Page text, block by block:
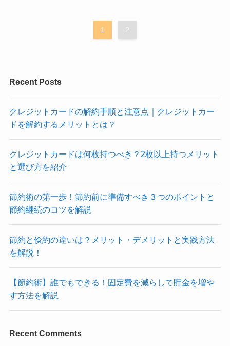
1 2
Recent Posts
クレジットカードの解約手順と注意点｜クレジットカー
ドを解約するメリットとは？
クレジットカードは何枚持つべき？2枚以上持つメリット
と選び方を紹介
節約術の第一歩！節約前に準備すべき３つのポイントと
節約継続のコツを解説
節約と倹約の違いは？メリット・デメリットと実践方法
を解説！
【節約術】誰でもできる！固定費を減らして貯金を増や
す方法を解説
Recent Comments